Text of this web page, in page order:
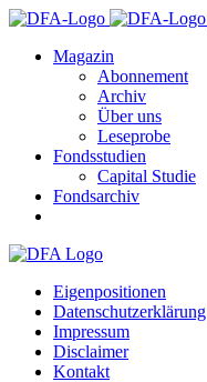
Magazin
Abonnement
Archiv
Über uns
Leseprobe
Fondsstudien
Capital Studie
Fondsarchiv
Eigenpositionen
Datenschutzerklärung
Impressum
Disclaimer
Kontakt